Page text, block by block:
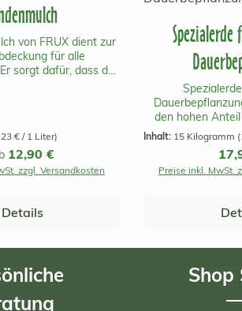
von FRUX dient zur
für alle
sorgt dafür, dass der
durchlüftet bleibt.
Teilchen sind bei der
bis zu 1.6 m2.
€ / 1 Liter)
Preis:
12,90 €
zzgl. Versandkosten
Details
den hohen
Stabilisatoren ist
Bepflanzung
Erde ist so
verdichtet. Auch
geeignet
Hochbeeten
Inhalt: 15 Kilogramm
Preise inkl. MwSt.
Shop